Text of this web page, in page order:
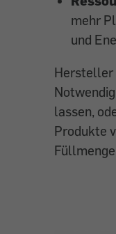
mehr
und
Hersteller
lassen,
Produkte